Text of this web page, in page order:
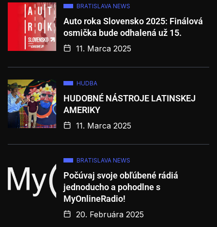
BRATISLAVA NEWS
Auto roka Slovensko 2025: Finálová
osmička bude odhalená už 15.
11. Marca 2025
HUDBA
HUDOBNÉ NÁSTROJE LATINSKEJ
AMERIKY
11. Marca 2025
BRATISLAVA NEWS
Počúvaj svoje obľúbené rádiá
jednoducho a pohodlne s
MyOnlineRadio!
20. Februára 2025